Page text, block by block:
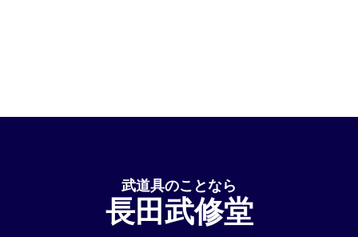
武道具のことなら
長田武修堂